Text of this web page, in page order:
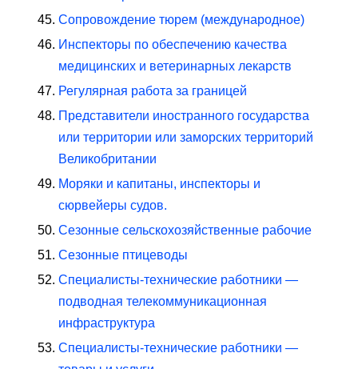
Сопровождение тюрем (международное)
Инспекторы по обеспечению качества
медицинских и ветеринарных лекарств
Регулярная работа за границей
Представители иностранного государства
или территории или заморских территорий
Великобритании
Моряки и капитаны, инспекторы и
сюрвейеры судов.
Сезонные сельскохозяйственные рабочие
Сезонные птицеводы
Специалисты-технические работники —
подводная телекоммуникационная
инфраструктура
Специалисты-технические работники —